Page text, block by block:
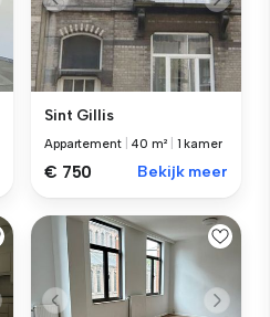
Sint Gillis
Appartement 40 m² 1 kamer
€ 750 Bekijk meer